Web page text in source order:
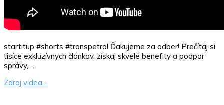
startitup #shorts #transpetrol Ďakujeme za odber! Prečítaj si
tisíce exkluzívnych článkov, získaj skvelé benefity a podpor
správy, …
Zdroj videa…